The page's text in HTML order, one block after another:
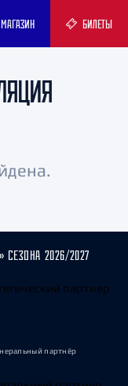
МАГАЗИН БИЛЕТЫ
СЕЗОНА 2026/2027
партнёр